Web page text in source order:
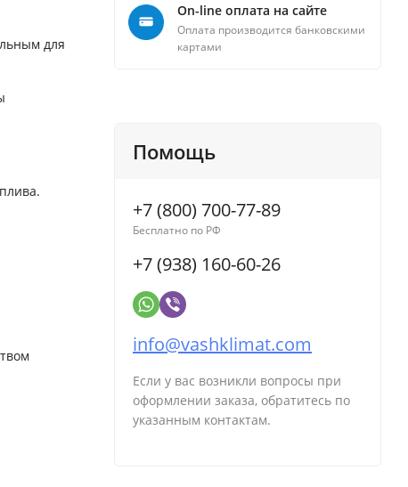
для
On-line оплата на сайте
Оплата производится банковскими
картами
Помощь
+7 (800) 700-77-89
Бесплатно по РФ
+7 (938) 160-60-26
info@vashklimat.com
Если у вас возникли вопросы при
оформлении заказа, обратитесь по
указанным контактам.